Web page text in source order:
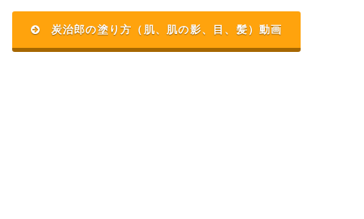
炭治郎の塗り方（肌、肌の影、目、髪）動画